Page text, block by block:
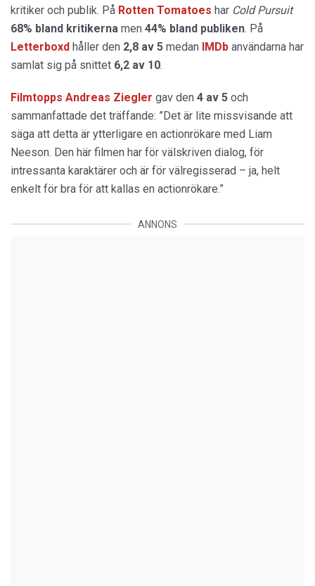
kritiker och publik. På Rotten Tomatoes har Cold Pursuit
68% bland kritikerna men 44% bland publiken. På
Letterboxd håller den 2,8 av 5 medan IMDb användarna har
samlat sig på snittet 6,2 av 10.
Filmtopps Andreas Ziegler gav den 4 av 5 och
sammanfattade det träffande: ”Det är lite missvisande att
säga att detta är ytterligare en actionrökare med Liam
Neeson. Den här filmen har för välskriven dialog, för
intressanta karaktärer och är för välregisserad – ja, helt
enkelt för bra för att kallas en actionrökare.”
ANNONS